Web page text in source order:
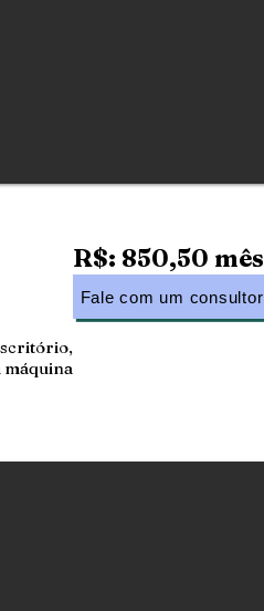
R$: 850,50 mês
Fale com um consultor